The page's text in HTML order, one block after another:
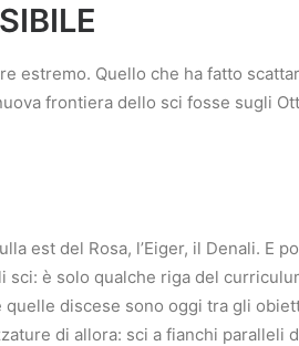
estremo. Quello che ha fatto
frontiera dello sci fosse sugli
est del Rosa, l’Eiger, il Denali. E
sci: è solo qualche riga del
discese sono oggi tra gli
di allora: sci a fianchi paralleli